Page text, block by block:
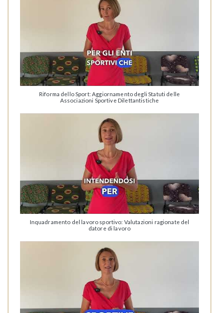
Riforma dello Sport: Aggiornamento degli Statuti delle
Associazioni Sportive Dilettantistiche
Inquadramento del lavoro sportivo: Valutazioni ragionate del
datore di lavoro